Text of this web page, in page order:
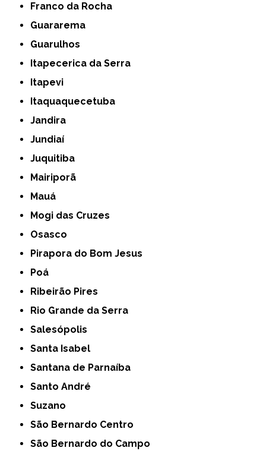
Franco da Rocha
Guararema
Guarulhos
Itapecerica da Serra
Itapevi
Itaquaquecetuba
Jandira
Jundiaí
Juquitiba
Mairiporã
Mauá
Mogi das Cruzes
Osasco
Pirapora do Bom Jesus
Poá
Ribeirão Pires
Rio Grande da Serra
Salesópolis
Santa Isabel
Santana de Parnaíba
Santo André
Suzano
São Bernardo Centro
São Bernardo do Campo